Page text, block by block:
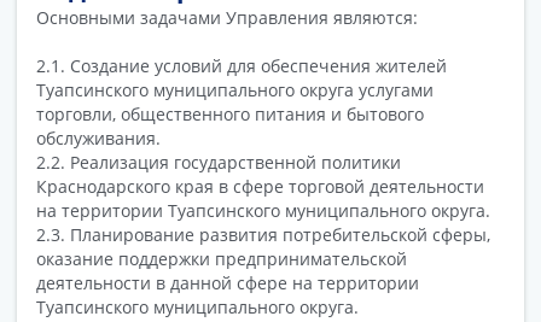
Основными задачами Управления являются:
2.1. Создание условий для обеспечения жителей
Туапсинского муниципального округа услугами
торговли, общественного питания и бытового
обслуживания.
2.2. Реализация государственной политики
Краснодарского края в сфере торговой деятельности
на территории Туапсинского муниципального округа.
2.3. Планирование развития потребительской сферы,
оказание поддержки предпринимательской
деятельности в данной сфере на территории
Туапсинского муниципального округа.